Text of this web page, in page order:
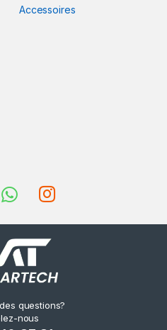
Accessoires
questions?
nous